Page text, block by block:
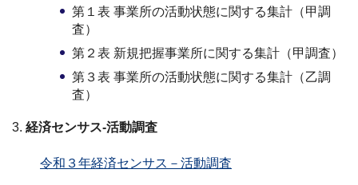
第１表 事業所の活動状態に関する集計（甲調
査）
第２表 新規把握事業所に関する集計（甲調査）
第３表 事業所の活動状態に関する集計（乙調
査）
経済センサス-活動調査
令和３年経済センサス－活動調査